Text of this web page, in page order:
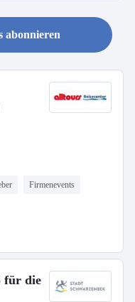
abonnieren
Firmenevents
für die